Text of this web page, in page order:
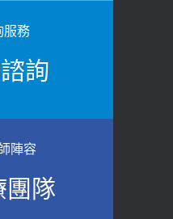
小心泌尿道感染
喪命
倒
訪 【年代電視
服務
詢
陣容
團隊